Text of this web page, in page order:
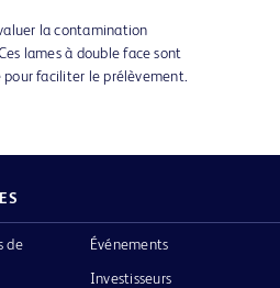
la contamination
lames à double face sont
faciliter le prélèvement.
de
Événements
Investisseurs